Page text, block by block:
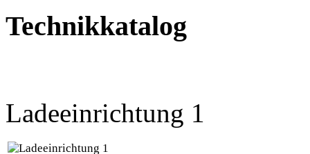
Technikkatalog
Ladeeinrichtung 1